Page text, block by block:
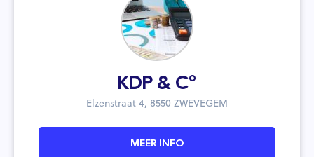
KDP & C°
Elzenstraat 4, 8550 ZWEVEGEM
MEER INFO